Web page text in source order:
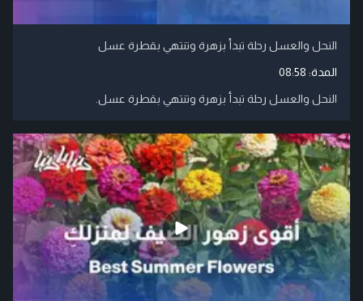
النحل والعسل رحلة تبدأ بزهرة وتنتهي بقطرة عسل
المدة: 08:58
النحل والعسل رحلة تبدأ بزهرة وتنتهي بقطرة عسل.